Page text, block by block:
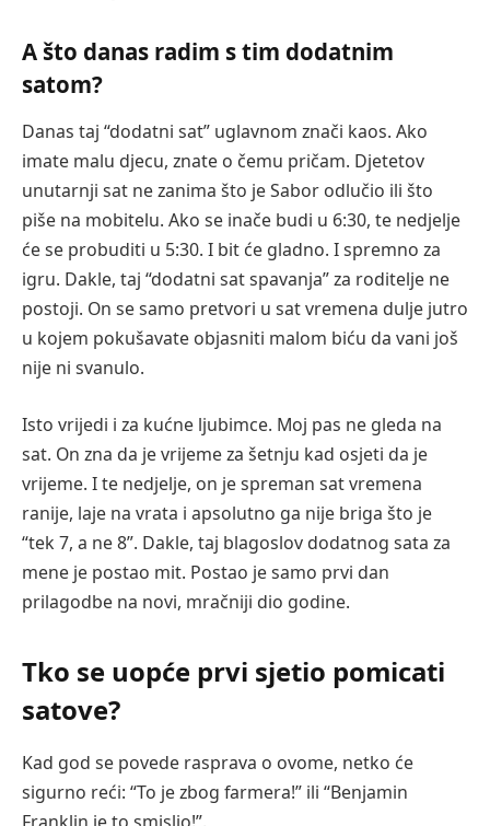
A što danas radim s tim dodatnim
satom?
Danas taj “dodatni sat” uglavnom znači kaos. Ako
imate malu djecu, znate o čemu pričam. Djetetov
unutarnji sat ne zanima što je Sabor odlučio ili što
piše na mobitelu. Ako se inače budi u 6:30, te nedjelje
će se probuditi u 5:30. I bit će gladno. I spremno za
igru. Dakle, taj “dodatni sat spavanja” za roditelje ne
postoji. On se samo pretvori u sat vremena dulje jutro
u kojem pokušavate objasniti malom biću da vani još
nije ni svanulo.
Isto vrijedi i za kućne ljubimce. Moj pas ne gleda na
sat. On zna da je vrijeme za šetnju kad osjeti da je
vrijeme. I te nedjelje, on je spreman sat vremena
ranije, laje na vrata i apsolutno ga nije briga što je
“tek 7, a ne 8”. Dakle, taj blagoslov dodatnog sata za
mene je postao mit. Postao je samo prvi dan
prilagodbe na novi, mračniji dio godine.
Tko se uopće prvi sjetio pomicati
satove?
Kad god se povede rasprava o ovome, netko će
sigurno reći: “To je zbog farmera!” ili “Benjamin